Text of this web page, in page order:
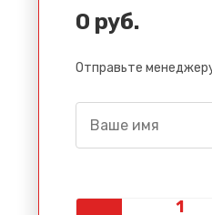
0 руб.
Отправьте